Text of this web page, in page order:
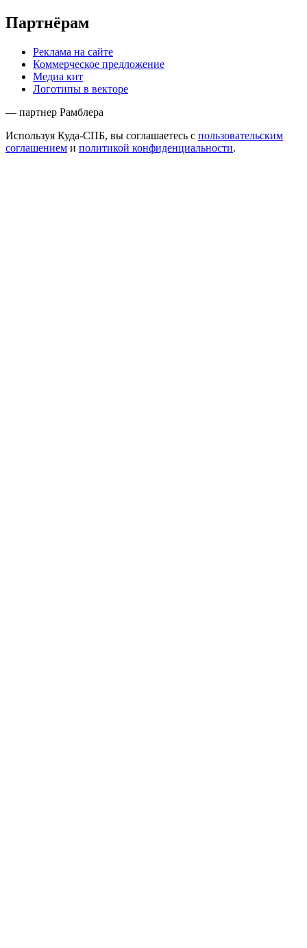
Партнёрам
Реклама на сайте
Коммерческое предложение
Медиа кит
Логотипы в векторе
— партнер Рамблера
Используя Куда-СПБ, вы соглашаетесь с пользовательским
соглашением и политикой конфиденциальности.